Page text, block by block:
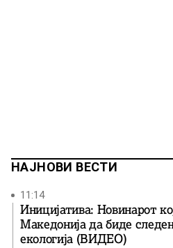
НАЈНОВИ ВЕСТИ
11:14
Иницијатива: Новинарот
Македонија да биде
екологија (ВИДЕО)